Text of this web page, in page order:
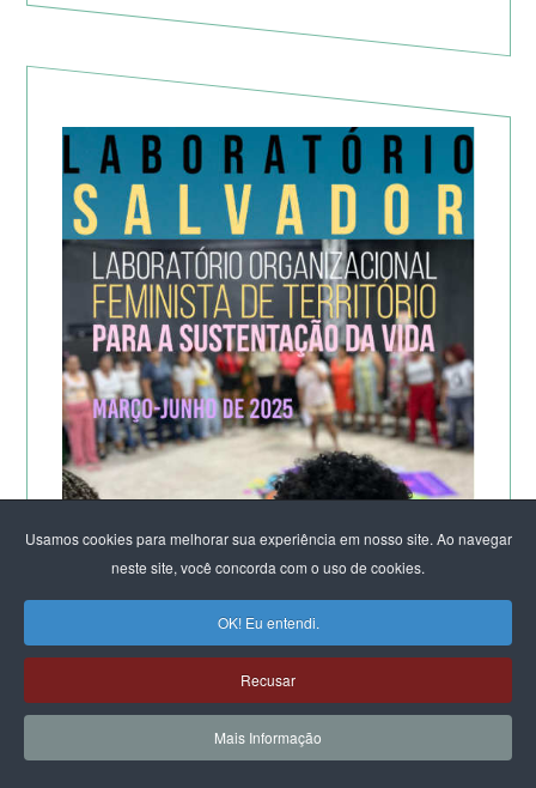
Usamos cookies para melhorar sua experiência em nosso site. Ao navegar
neste site, você concorda com o uso de cookies.
OK! Eu entendi.
Recusar
Mais Informação
A POTÊNCIA DO LABORATÓRIO ORGANIZACIONAL
FEMINISTA PARA A SUSTENTAÇÃO DA VIDA
DE SALVADOR